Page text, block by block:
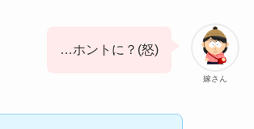
嫁さん
…ホントに？(怒)